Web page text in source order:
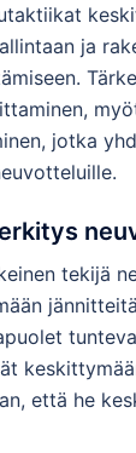
ja
jotka
tekijä
että he